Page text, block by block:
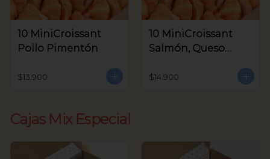
10 MiniCroissant
Pollo Pimentón
$13.900
10 MiniCroissant
Salmón, Queso
$14.900
Cajas Mix Especial